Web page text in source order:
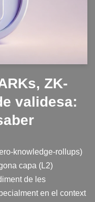
ZK-
validesa:
knowledge-rollups)
capa (L2)
de les
en el context